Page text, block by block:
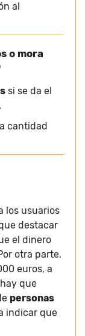
al
o mora
si se da el
cantidad
los usuarios
destacar
el dinero
otra parte,
euros, a
que
personas
indicar que